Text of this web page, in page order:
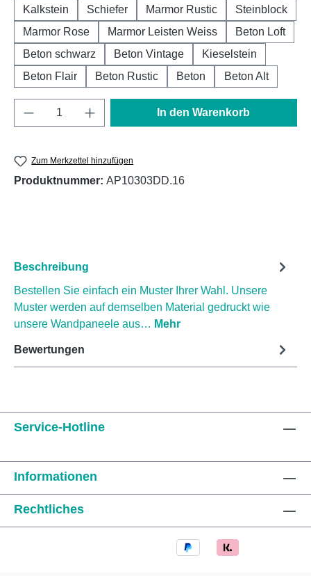
Kalkstein
Schiefer Marmor Rustic
Steinblock
Marmor Rose
Marmor Leisten Weiss
Beton Loft
Beton schwarz
Beton Vintage
Kieselstein
Beton Flair
Beton Rustic Beton Beton Alt
Produkt Anzahl: Gib den gewünschten
In den Warenkorb
Zum Merkzettel hinzufügen
Produktnummer: AP10303DD.16
Beschreibung
Bestellen Sie einfach ein Muster Ihrer Wahl. Unsere
Muster werden auf demselben Material gedruckt wie
unsere Wandpaneele aus… Mehr
Bewertungen
Service-Hotline
Informationen
Rechtliches